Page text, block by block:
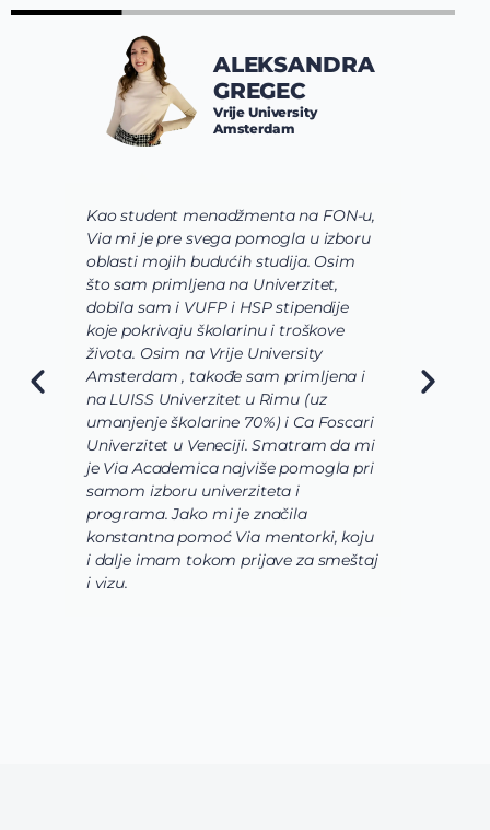
Kao student menadžmenta na FON-u,
Via mi je pre svega pomogla u izboru
oblasti mojih budućih studija. Osim
što sam primljena na Univerzitet,
dobila sam i VUFP i HSP stipendije
koje pokrivaju školarinu i troškove
života. Osim na Vrije University
Amsterdam , takođe sam primljena i
na LUISS Univerzitet u Rimu (uz
umanjenje školarine 70%) i Ca Foscari
Univerzitet u Veneciji. Smatram da mi
je Via Academica najviše pomogla pri
samom izboru univerziteta i
programa. Jako mi je značila
konstantna pomoć Via mentorki, koju
i dalje imam tokom prijave za smeštaj
i vizu.
ALEKSANDRA
GREGEC
Vrije University
Amsterdam